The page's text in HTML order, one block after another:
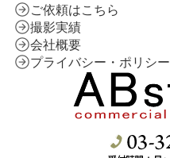
ご依頼はこちら
撮影実績
会社概要
プライバシー・ポリシー